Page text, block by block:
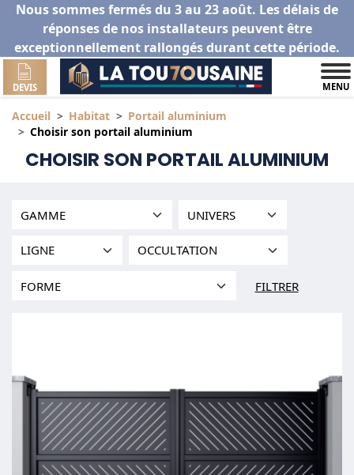
Nous sommes fermés du 3 au 23 août. Les délais de
réponses de nos installateurs peuvent être
exceptionnellement rallongés durant cette période.
DEVIS MENU
Accueil Habitat
Portail aluminium
Choisir son portail aluminium
CHOISIR SON PORTAIL ALUMINIUM
FILTRER